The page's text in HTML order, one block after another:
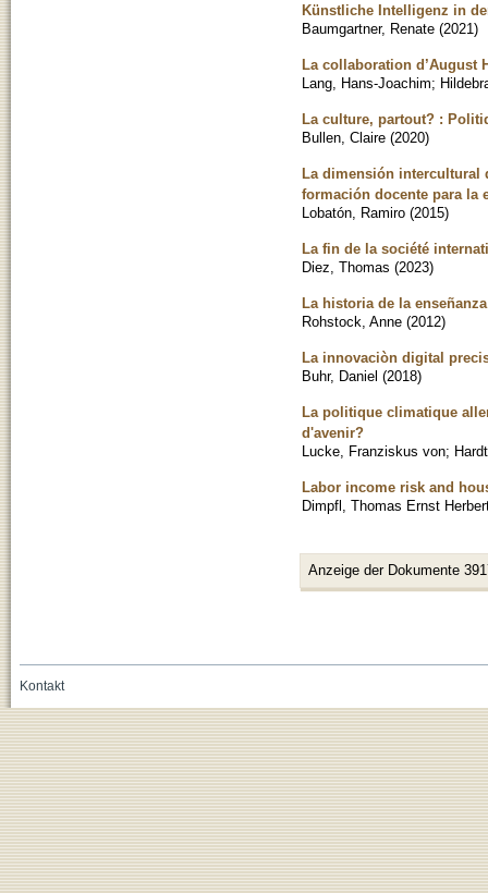
Künstliche Intelligenz in
Baumgartner, Renate (2021)
La collaboration d’August
Lang, Hans-Joachim;
La culture, partout? :
Bullen, Claire (2020)
La dimensión intercultural
formación docente para la
Lobatón, Ramiro (2015)
La fin de la société
Diez, Thomas (2023)
La historia de la
Rohstock, Anne (2012)
La innovaciòn digital
Buhr, Daniel (2018)
La politique climatique
d'avenir?
Lucke, Franziskus von;
Labor income risk and
Dimpfl, Thomas Ernst
Anzeige der Dokumente
Kontakt